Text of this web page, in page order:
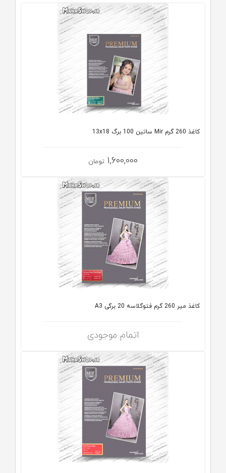
کاغذ 260 گرم Mir ساتین 100 برگ 13x18
1,600,000 تومان
کاغذ میر 260 گرم فتوگلاسه 20 برگی A3
اتمام موجودی